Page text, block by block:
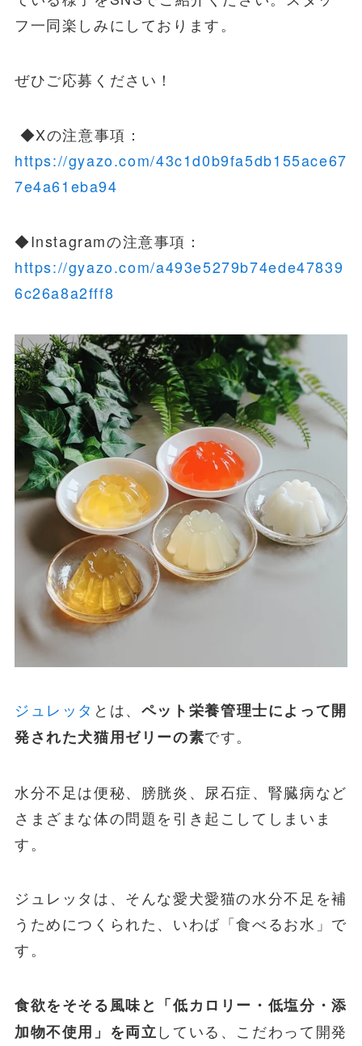
フ一同楽しみにしております。
ぜひご応募ください！
◆Xの注意事項：
https://gyazo.com/43c1d0b9fa5db155ace67
7e4a61eba94
◆Instagramの注意事項：
https://gyazo.com/a493e5279b74ede47839
6c26a8a2fff8
ジュレッタ とは、 ペット栄養管理士によって開
発された犬猫用ゼリーの素です。
水分不足は便秘、膀胱炎、尿石症、腎臓病など
さまざまな体の問題を引き起こしてしまいま
す。
ジュレッタは、そんな愛犬愛猫の水分不足を補
うためにつくられた、いわば「食べるお水」で
す。
食欲をそそる風味と「低カロリー・低塩分・添
加物不使用」を両立している、こだわって開発